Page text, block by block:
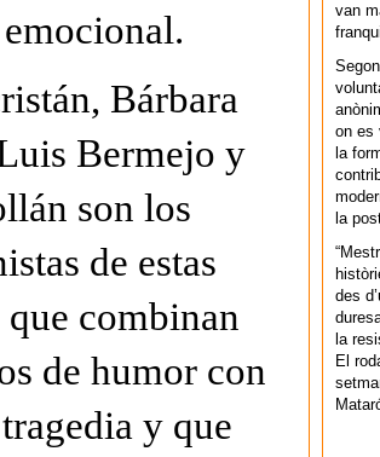
Bárbara
Bermejo y
son los
de estas
combinan
de humor con
y que
van
on es
la
la
des
la
El